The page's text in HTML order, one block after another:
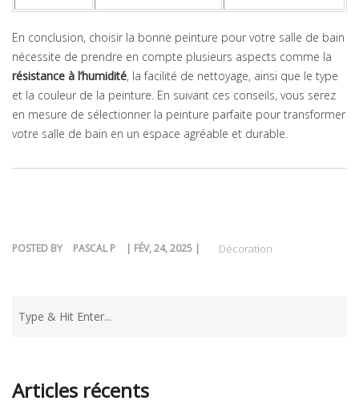
En conclusion, choisir la bonne peinture pour votre salle de bain
nécessite de prendre en compte plusieurs aspects comme la
résistance à l’humidité, la facilité de nettoyage, ainsi que le type
et la couleur de la peinture. En suivant ces conseils, vous serez
en mesure de sélectionner la peinture parfaite pour transformer
votre salle de bain en un espace agréable et durable.
POSTED BY PASCAL P | FÉV, 24, 2025 | Décoration
Articles récents